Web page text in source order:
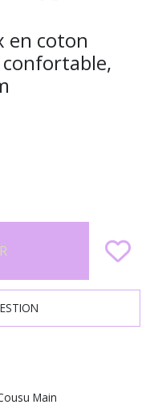
en coton
Main